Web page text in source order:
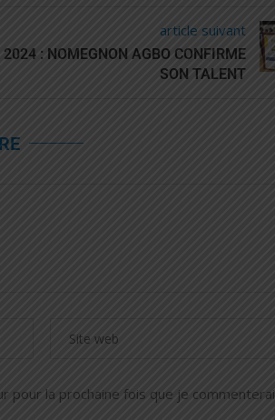
article suivant
: NOMEGNON AGBO CONFIRME
SON TALENT
pour la prochaine fois que je commenterai.